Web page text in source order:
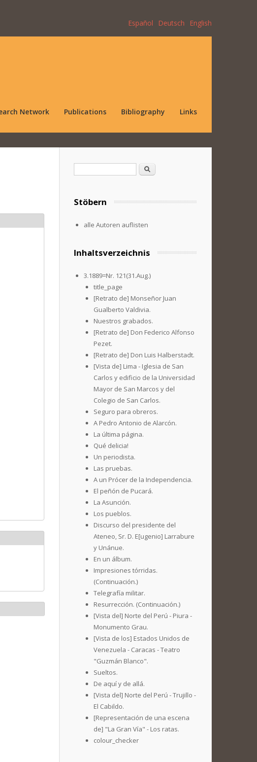
Español Deutsch English
Network Publications Bibliography Links
Search
Stöbern
alle Autoren auflisten
Inhaltsverzeichnis
3.1889=Nr. 121(31.Aug.)
title_page
[Retrato de] Monseñor Juan
Gualberto Valdivia.
Nuestros grabados.
[Retrato de] Don Federico Alfonso
Pezet.
[Retrato de] Don Luis Halberstadt.
[Vista de] Lima - Iglesia de San
Carlos y edificio de la Universidad
Mayor de San Marcos y del
Colegio de San Carlos.
Seguro para obreros.
A Pedro Antonio de Alarcón.
La última página.
Qué delicia!
Un periodista.
Las pruebas.
A un Prócer de la Independencia.
El peñón de Pucará.
La Asunción.
Los pueblos.
Discurso del presidente del
Ateneo, Sr. D. E[ugenio] Larrabure
y Unánue.
En un álbum.
Impresiones tórridas.
(Continuación.)
Telegrafía militar.
Resurrección. (Continuación.)
[Vista del] Norte del Perú - Piura -
Monumento Grau.
[Vista de los] Estados Unidos de
Venezuela - Caracas - Teatro
"Guzmán Blanco".
Sueltos.
De aquí y de allá.
[Vista del] Norte del Perú - Trujillo -
El Cabildo.
[Representación de una escena
de] "La Gran Vía" - Los ratas.
colour_checker